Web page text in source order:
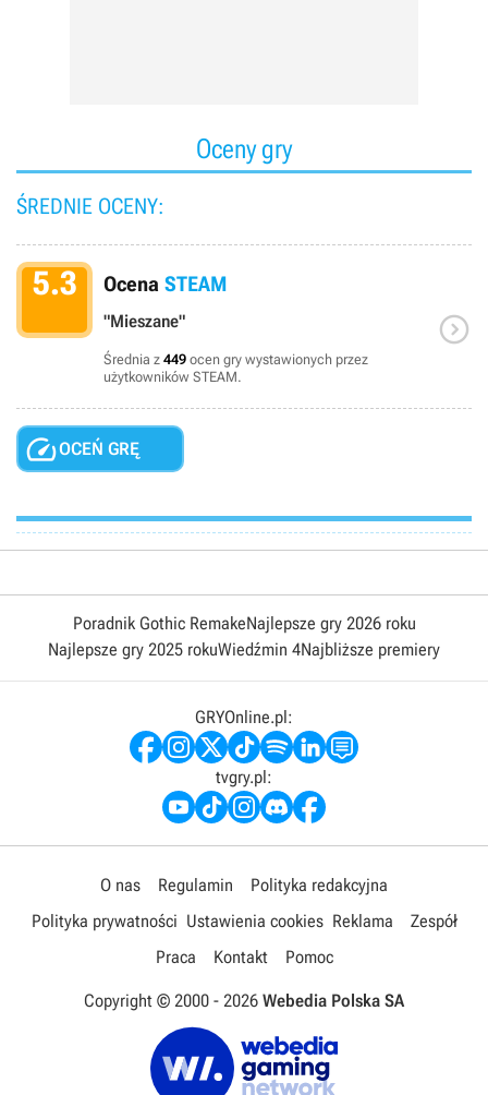
Oceny gry
ŚREDNIE OCENY:
5.3 Ocena STEAM
"Mieszane"
Średnia z 449 ocen gry wystawionych przez
użytkowników STEAM.

OCEŃ GRĘ
Poradnik Gothic RemakeNajlepsze gry 2026 roku
Najlepsze gry 2025 rokuWiedźmin 4Najbliższe premiery
GRYOnline.pl:
tvgry.pl:
O nas Regulamin
Polityka redakcyjna
Polityka prywatności Ustawienia cookies Reklama
Zespół
Praca
Kontakt Pomoc
Copyright © 2000 - 2026 Webedia Polska SA